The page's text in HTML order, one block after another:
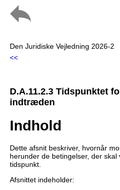
Den Juridiske Vejledning 2026-2
<<
D.A.11.2.3 Tidspunktet
indtræden
Indhold
Dette afsnit beskriver, hvornår
herunder de betingelser, der
tidspunkt.
Afsnittet indeholder: